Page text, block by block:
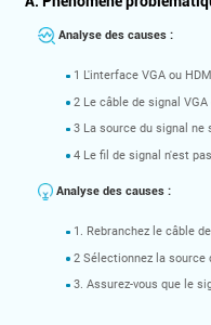
Analyse des causes :
1 L'interface VGA ou
2 Le câble de signal
3 La source du signal ne
4 Le fil de signal n'est
Analyse des causes :
1. Rebranchez le câble
2 Sélectionnez la source
3. Assurez-vous que le